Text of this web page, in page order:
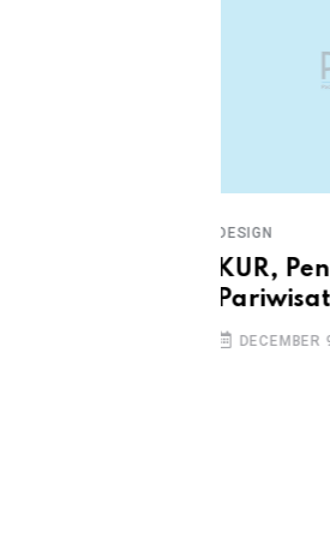
DESIGN
Garuda
ke NTT